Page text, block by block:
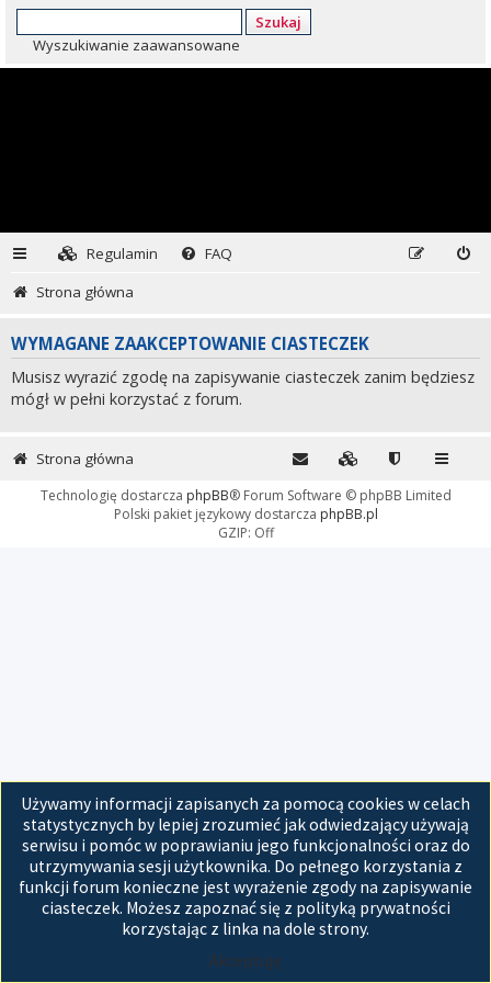
Szukaj
Wyszukiwanie zaawansowane
Regulamin
FAQ
Strona główna
WYMAGANE ZAAKCEPTOWANIE CIASTECZEK
Musisz wyrazić zgodę na zapisywanie ciasteczek zanim będziesz
mógł w pełni korzystać z forum.
Używamy informacji zapisanych za pomocą cookies w celach
statystycznych by lepiej zrozumieć jak odwiedzający używają
serwisu i pomóc w poprawianiu jego funkcjonalności oraz do
utrzymywania sesji użytkownika. Do pełnego korzystania z
funkcji forum konieczne jest wyrażenie zgody na zapisywanie
ciasteczek. Możesz zapoznać się z polityką prywatności
korzystając z linka na dole strony.
Akceptuję
Strona główna
Technologię dostarcza phpBB® Forum Software © phpBB Limited
Polski pakiet językowy dostarcza phpBB.pl
GZIP: Off